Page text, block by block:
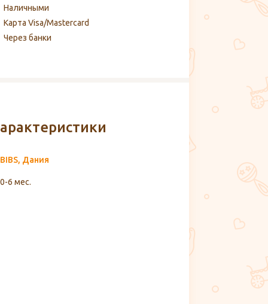
Наличными
Карта Visa/Mastercard
Через банки
BIBS, Дания
0-6 мес.